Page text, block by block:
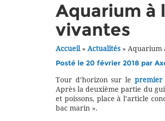
Aquarium à
vivantes
Accueil» Actualités» Aquarium
Posté le 20 février 2018 par
Tour d’horizon sur le premier
Après la deuxième partie du
et poissons, place à l’article
bac marin ».